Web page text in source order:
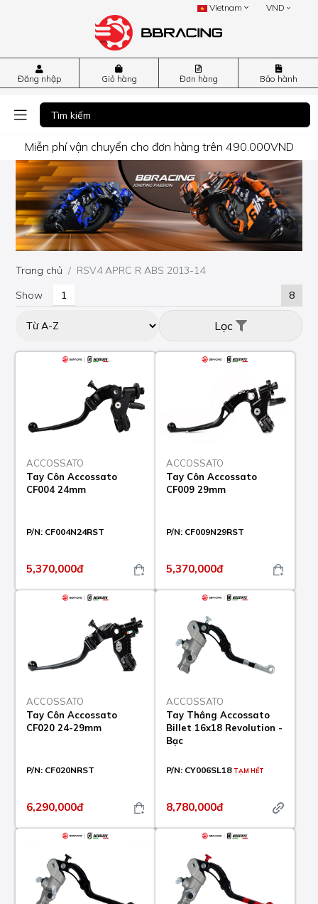
Vietnam VND
Đăng nhập Giỏ hàng Đơn hàng Bảo hành
Miễn phí vận chuyển cho đơn hàng trên 490.000VND
Trang chủ
RSV4 APRC R ABS 2013-14
Show
8
Lọc
ACCOSSATO
Tay Côn Accossato
CF004 24mm
P/N: CF004N24RST
5,370,000đ
ACCOSSATO
Tay Côn Accossato
CF009 29mm
P/N: CF009N29RST
5,370,000đ
ACCOSSATO
Tay Côn Accossato
CF020 24-29mm
P/N: CF020NRST
6,290,000đ
ACCOSSATO
Tay Thắng Accossato
Billet 16x18 Revolution -
Bạc
P/N: CY006SL18 TẠM HẾT
8,780,000đ